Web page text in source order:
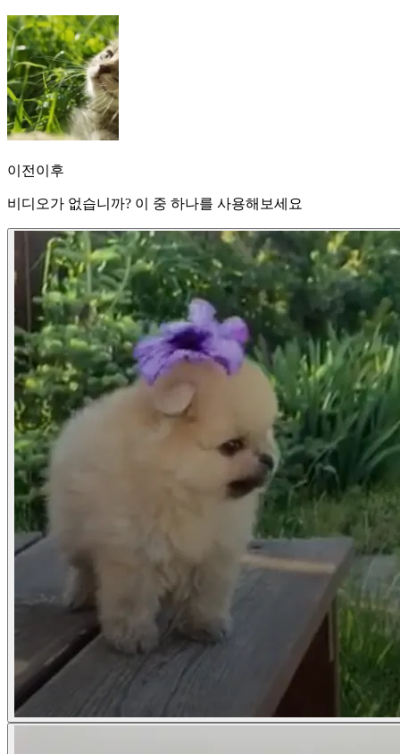
이전 이후
비디오가 없습니까? 이 중 하나를 사용해보세요